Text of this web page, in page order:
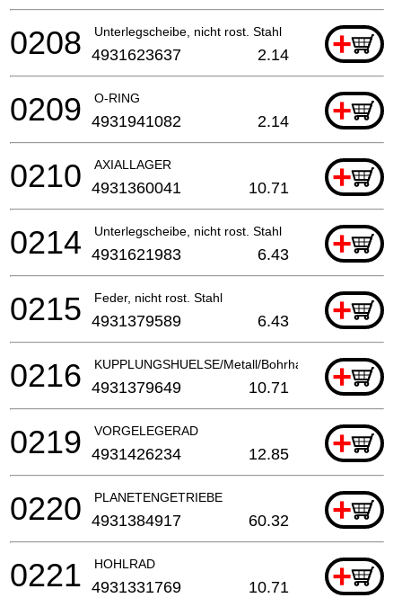
Unterlegscheibe, nicht rost. Stahl +
0208 4931623637 2.14
O-RING +
0209 4931941082 2.14
AXIALLAGER +
0210 4931360041 10.71
Unterlegscheibe, nicht rost. Stahl +
0214 4931621983 6.43
Feder, nicht rost. Stahl +
0215 4931379589 6.43
KUPPLUNGSHUELSE/Metall/Bohrhammer+
0216 4931379649 10.71
VORGELEGERAD +
0219 4931426234 12.85
PLANETENGETRIEBE +
0220 4931384917 60.32
HOHLRAD +
0221 4931331769 10.71